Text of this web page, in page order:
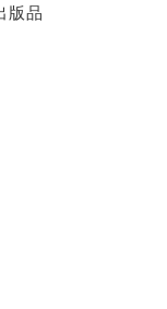
版品